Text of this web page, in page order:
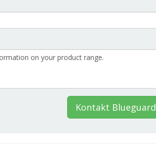
Kontakt Blueguard